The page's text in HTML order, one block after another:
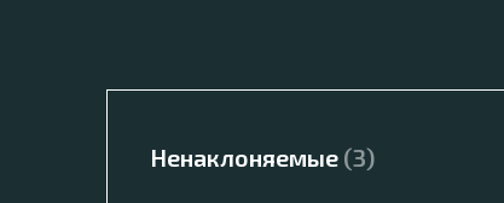
Ненаклоняемые (3)